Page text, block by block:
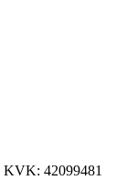
KVK: 42099481